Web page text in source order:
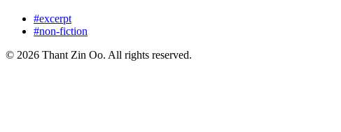
#excerpt
#non-fiction
© 2026 Thant Zin Oo. All rights reserved.